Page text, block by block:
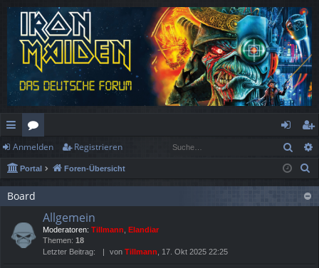
ch
ne
llz
rif
f
or
en
n
m
eg
ist
rie
Anmelden Registrieren
Portal Foren-Übersicht
Board
Allgemein
Moderatoren: Tillmann Elandiar
Themen: 18
Letzter Beitrag:
von Tillmann , 17. Okt 2025 22:25